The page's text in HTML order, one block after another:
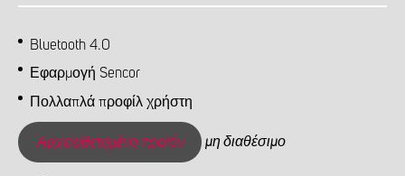
Bluetooth 4.0
Εφαρμογή Sencor
Πολλαπλά προφίλ χρήστη
Αρχειοθετημένο προϊόν μη διαθέσιμο